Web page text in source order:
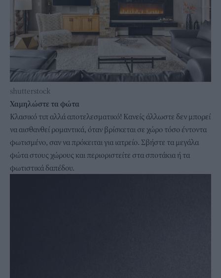
shutterstock
Χαμηλώστε τα φώτα
Κλασικό τιπ αλλά αποτελεσματικό! Κανείς άλλωστε δεν μπορεί
να αισθανθεί ρομαντικά, όταν βρίσκεται σε χώρο τόσο έντοντα
φωτισμένο, σαν να πρόκειται για ιατρείο. Σβήστε τα μεγάλα
φώτα στους χώρους και περιοριστείτε στα σποτάκια ή τα
φωτιστικά δαπέδου.